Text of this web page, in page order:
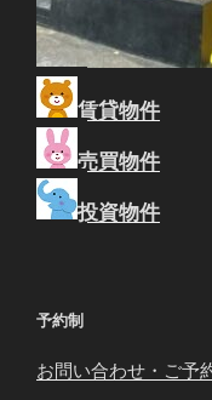
賃貸物件
売買物件
投資物件
予約制
お問い合わせ・ご予